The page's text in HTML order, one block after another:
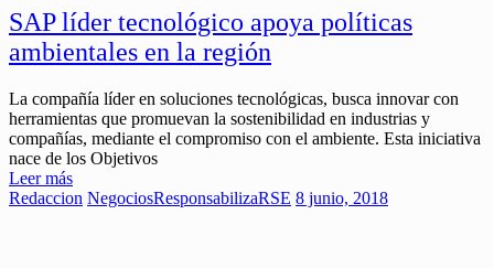
SAP líder tecnológico apoya políticas
ambientales en la región
La compañía líder en soluciones tecnológicas, busca innovar con
herramientas que promuevan la sostenibilidad en industrias y
compañías, mediante el compromiso con el ambiente. Esta iniciativa
nace de los Objetivos
Leer más
Redaccion NegociosResponsabilizaRSE 8 junio, 2018